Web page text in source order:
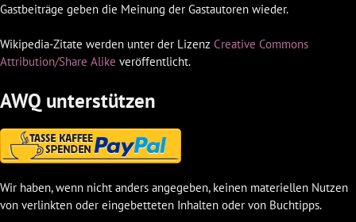
Gastbeiträge geben die Meinung der Gastautoren wieder.
Wikipedia-Zitate werden unter der Lizenz Creative Commons
Attribution/Share Alike veröffentlicht.
AWQ unterstützen
Wir haben, wenn nicht anders angegeben, keinen materiellen Nutzen
von verlinkten oder eingebetteten Inhalten oder von Buchtipps.